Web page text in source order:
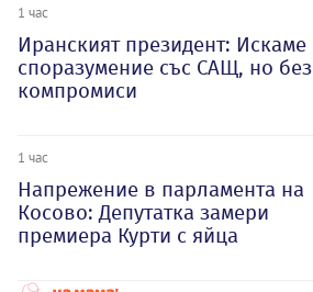
1 час
Иранският президент: Искаме
споразумение със САЩ, но без
компромиси
1 час
Напрежение в парламента на
Косово: Депутатка замери
премиера Курти с яйца